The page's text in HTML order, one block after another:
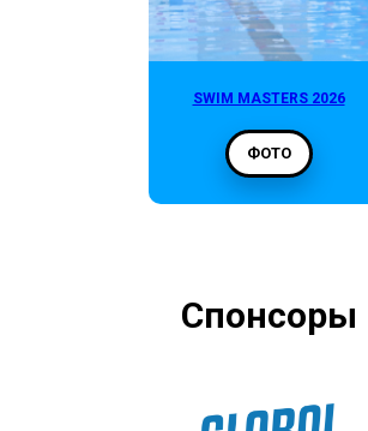
SWIM MASTERS 2026
ФОТО
Спонсоры